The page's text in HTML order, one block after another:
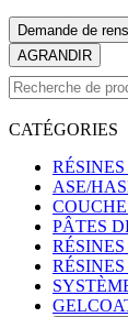
Demande de
AGRANDIR
CATÉGORIES
ASE/
PÂTES
RÉSINES